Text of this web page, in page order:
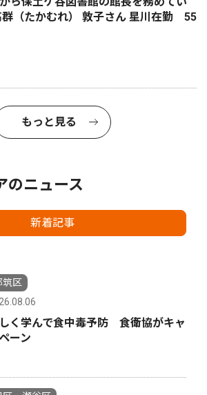
群（たかむれ） 敦子さん 星川在勤 55
もっと見る
のニュース
新着記事
筑区
く学んで食中毒予防 食衛協がキャ
ーン